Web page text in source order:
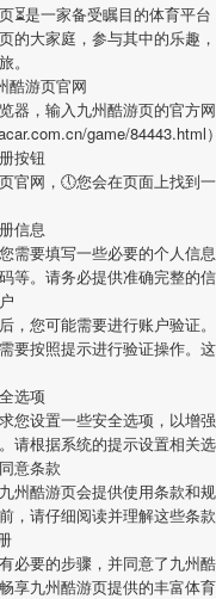
⏳是一家备受瞩目的体育平
的大家庭，参与其中的乐趣
。
酷游页官网
器，输入 九州酷游页的官方
game/
按钮
官网，🕔您会在页面上找到
信息
需要填写一些必要的个人信
等。请务必提供准确完整的
，您可能需要进行账户验证。
要按照提示进行验证操作。
选项
您设置一些安全选项，以增
请根据系统的提示设置相关
意条款
九州酷游页会提供使用条款和
，请仔细阅读并理解这些条
必要的步骤，并同意了九州
享九州酷游页提供的丰富体